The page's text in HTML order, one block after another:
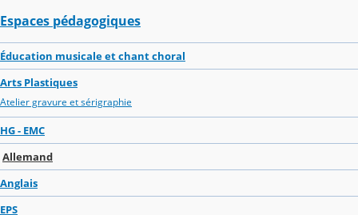
Espaces pédagogiques
Éducation musicale et chant choral
Arts Plastiques
Atelier gravure et sérigraphie
HG - EMC
Allemand
Anglais
EPS